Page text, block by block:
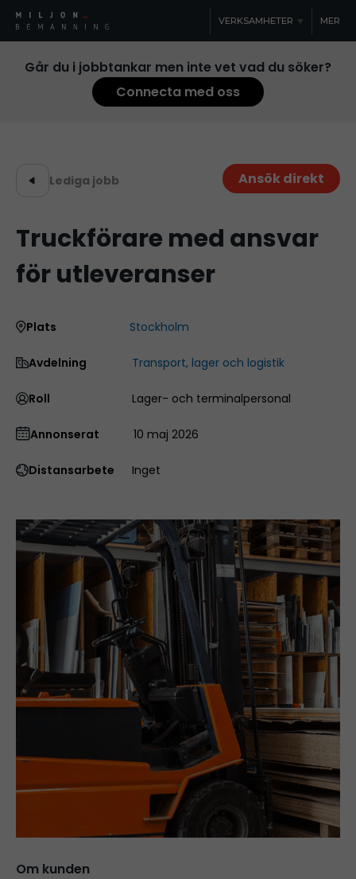
VERKSAMHETER MER
Går du i jobbtankar men inte vet vad du söker?
Connecta med oss
Lediga jobb Ansök direkt
Truckförare med ansvar
för utleveranser
Plats Stockholm
Avdelning Transport, lager och logistik
Roll Lager- och terminalpersonal
Annonserat 10 maj 2026
Distansarbete Inget
Om kunden